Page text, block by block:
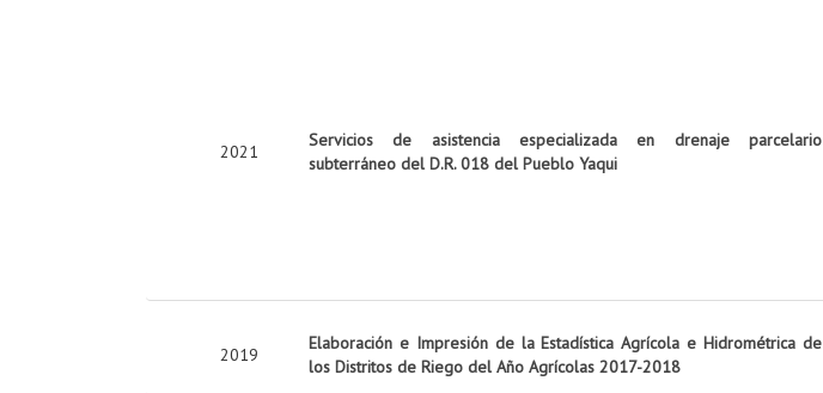
2021
Servicios de asistencia especializada en drenaje parcelario
subterráneo del D.R. 018 del Pueblo Yaqui
2019
Elaboración e Impresión de la Estadística Agrícola e Hidrométrica de
los Distritos de Riego del Año Agrícolas 2017-2018